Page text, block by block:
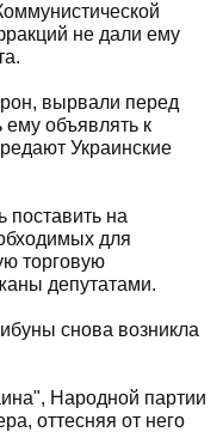
не дали ему
вырвали перед
объявлять к
Украинские
поставить на
для
торговую
депутатами.
снова возникла
Народной партии
оттесняя от него